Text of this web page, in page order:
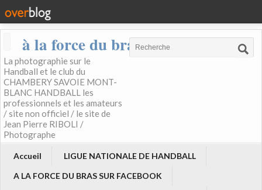
à la force du bras
La photographie sur le
Handball et le club du
CHAMBERY SAVOIE MONT-
BLANC HANDBALL les
professionnels et les amateurs
/ site non officiel / le site de
Jean Pierre RIBOLI /
Photographe
Accueil
LIGUE NATIONALE DE HANDBALL
A LA FORCE DU BRAS SUR FACEBOOK